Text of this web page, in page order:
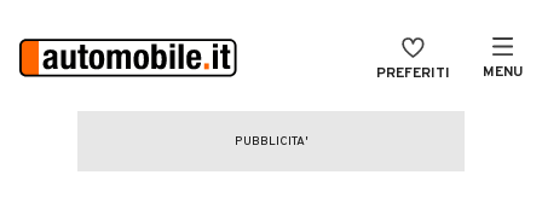
PREFERITI MENU
CERCA